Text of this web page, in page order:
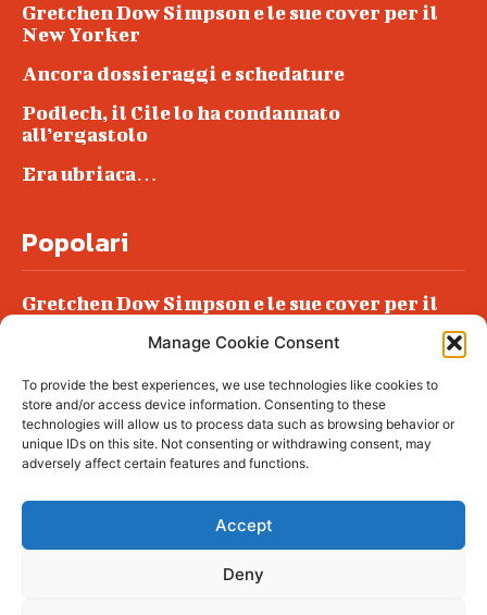
Manage Cookie Consent
To provide the best experiences, we use technologies like cookies to
store and/or access device information. Consenting to these
technologies will allow us to process data such as browsing behavior or
unique IDs on this site. Not consenting or withdrawing consent, may
adversely affect certain features and functions.
Accept
Deny
Gretchen Dow Simpson e le sue cover per il
New Yorker
Ancora dossieraggi e schedature
Podlech, il Cile lo ha condannato
all’ergastolo
Era ubriaca…
Popolari
Gretchen Dow Simpson e le sue cover per il
Podlech, il Cile lo ha condannato
all’ergastolo
Era ubriaca…
© tagDiv - All rights reserved. Made with